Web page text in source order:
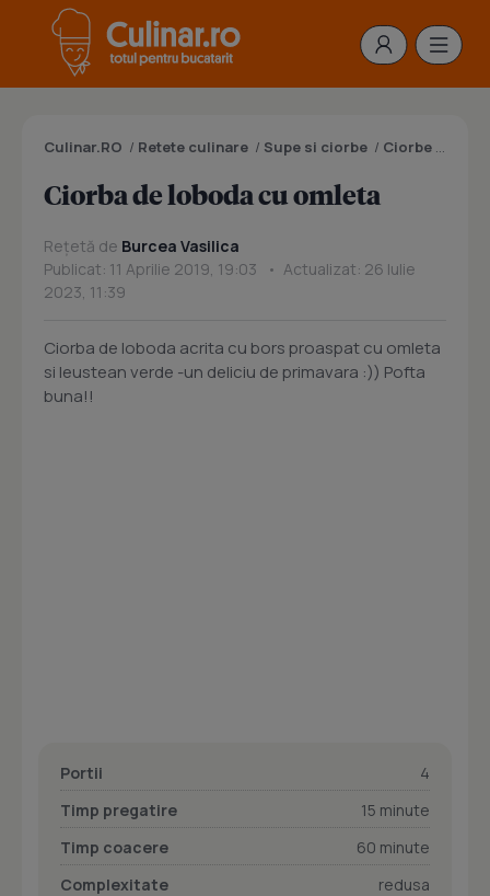
Culinar.RO / Retete culinare / Supe si ciorbe / Ciorbe
Ciorba de loboda cu omleta
Rețetă de Burcea Vasilica
Publicat: 11 Aprilie 2019, 19:03 • Actualizat: 26 Iulie
2023, 11:39
Ciorba de loboda acrita cu bors proaspat cu omleta
si leustean verde -un deliciu de primavara :)) Pofta
buna!!
Portii
4
Timp pregatire
15 minute
Timp coacere
60 minute
Complexitate
redusa